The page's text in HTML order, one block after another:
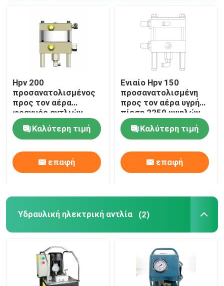
Hpv 200
προσανατολισμένος
προς τον αέρα
φραγμός αντλιών
1974 υψηλών
υδραυλικός
πνευματικός αντλιών
υγρός
Καλύτερη τιμή
επαφή
Ενιαίο Hpv 150
προσανατολισμένη
προς τον αέρα υγρή
πίεση 2250 υψηλών
ρευστή αντλιών
φραγμόςΚαλύτερη τιμή
επαφή
Υδραυλική ηλεκτρική αντλία (2)